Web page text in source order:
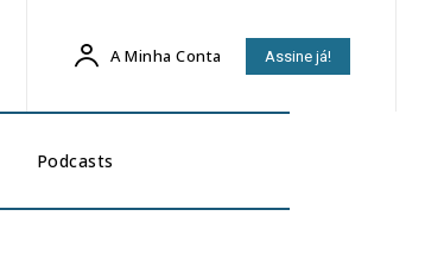
A Minha Conta Assine já!
Podcasts